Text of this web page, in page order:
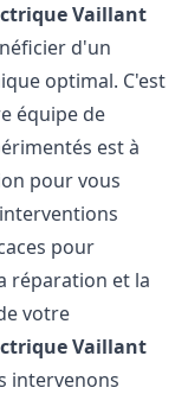
Vaillant
d'un
optimal. C'est
équipe de
est à
pour vous
pour
réparation et la
votre
Vaillant
intervenons